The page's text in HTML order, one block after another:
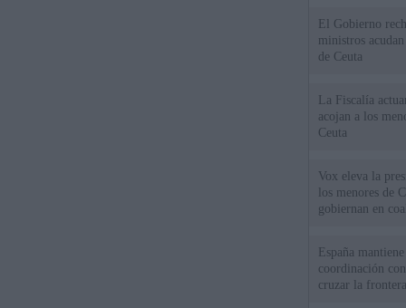
El Gobierno
ministros
de Ceuta
La Fiscalía
acojan a los
Ceuta
Vox eleva la
los menores de
gobiernan en
España
coordinación
cruzar la